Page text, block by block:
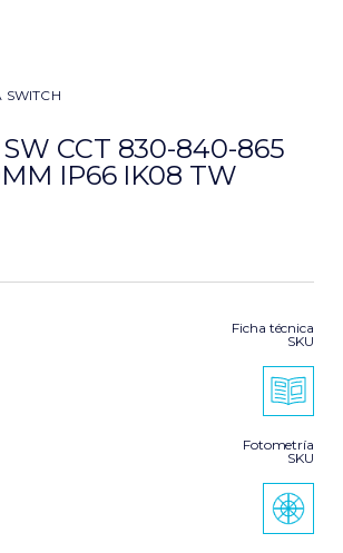
SWITCH
CCT 830-840-865
IP66 IK08 TW
Ficha técnica
SKU
Fotometría
SKU